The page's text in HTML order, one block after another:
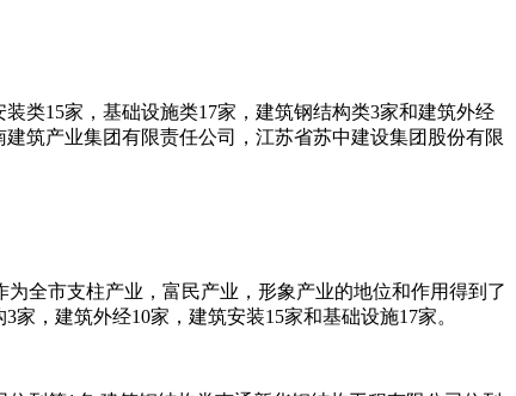
类15家，基础设施类17家，建筑钢结构类3家和建筑外经
筑产业集团有限责任公司，江苏省苏中建设集团股份有限
全市支柱产业，富民产业，形象产业的地位和作用得到了
，建筑外经10家，建筑安装15家和基础设施17家。